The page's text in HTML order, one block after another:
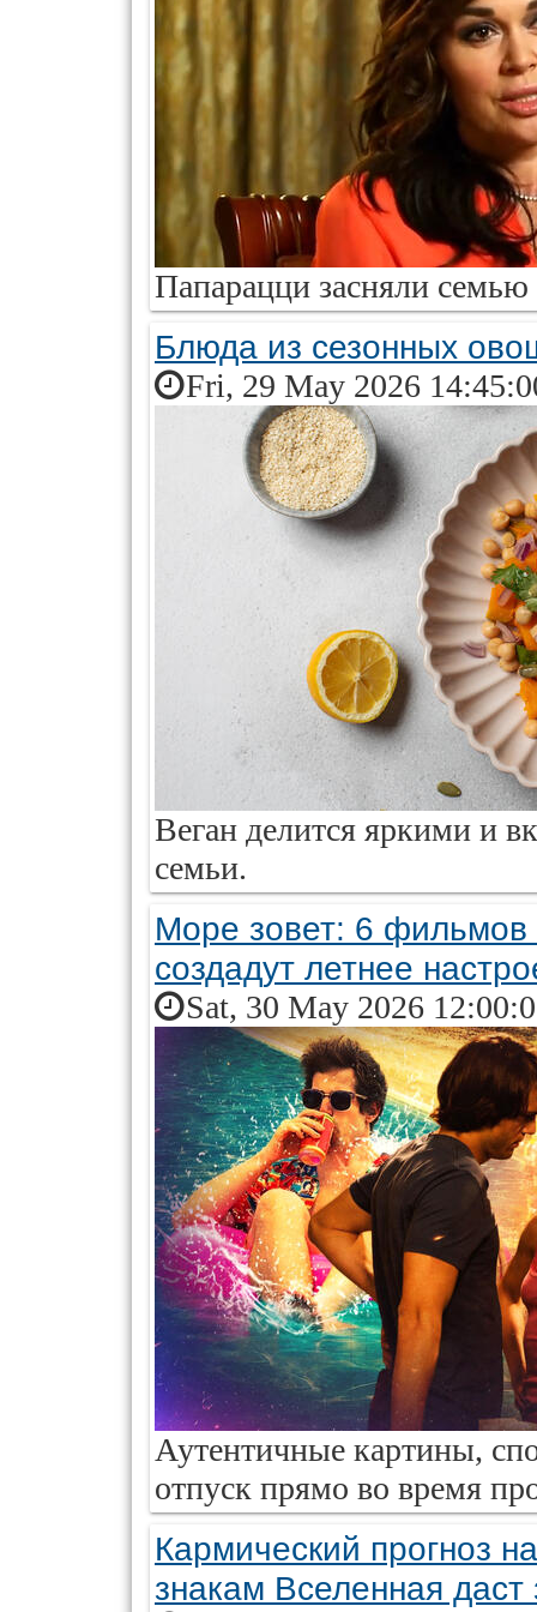
Папарацци засняли
Блюда из сезонных
Fri, 29 May 2026
Веган делится яркими и
семьи.
Море зовет: 6 фильмов
создадут летнее
Sat, 30 May 2026
Аутентичные картины,
отпуск прямо во время
Кармический прогноз
знакам Вселенная даст